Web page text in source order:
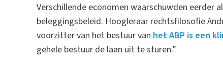
Verschillende economen waarschuwden eerder
beleggingsbeleid. Hoogleraar rechtsfilosofie
voorzitter van het bestuur van het ABP is een
gehele bestuur de laan uit te sturen.”